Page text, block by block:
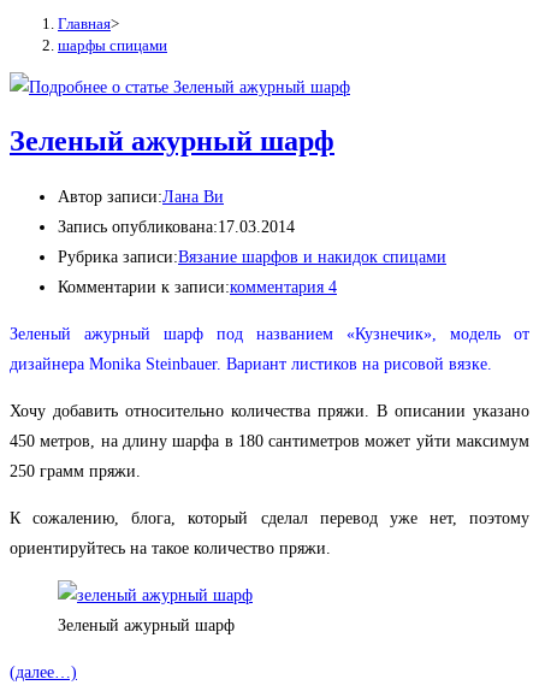
Главная>
шарфы спицами
Зеленый ажурный шарф
Автор записи:Лана Ви
Запись опубликована:17.03.2014
Рубрика записи:Вязание шарфов и накидок спицами
Комментарии к записи:комментария 4
Зеленый ажурный шарф под названием «Кузнечик», модель от
дизайнера Monika Steinbauer. Вариант листиков на рисовой вязке.
Хочу добавить относительно количества пряжи. В описании указано
450 метров, на длину шарфа в 180 сантиметров может уйти максимум
250 грамм пряжи.
К сожалению, блога, который сделал перевод уже нет, поэтому
ориентируйтесь на такое количество пряжи.
Зеленый ажурный шарф
(далее…)